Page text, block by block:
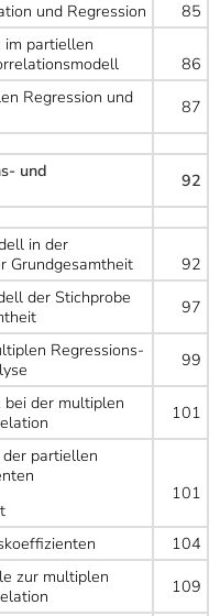
und Regression
85
im partiellen
86
Regression und
87
und
92
in der
Grundgesamtheit
92
der Stichprobe
97
Regressions-
99
der multiplen
101
partiellen
101
104
zur multiplen
109